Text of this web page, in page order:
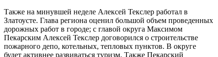
Также на минувшей неделе Алексей Текслер работал в
Златоусте. Глава региона оценил большой объем проведенных
дорожных работ в городе; с главой округа Максимом
Пекарским Алексей Текслер договорился о строительстве
пожарного депо, котельных, тепловых пунктов. В округе
будет активнее развиваться туризм. Также Пекарский